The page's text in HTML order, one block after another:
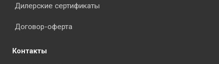
Дилерские сертификаты
Договор-оферта
Контакты